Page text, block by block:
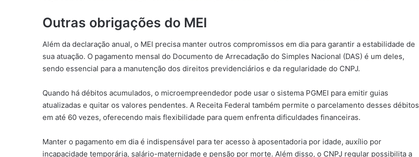
Outras obrigações do MEI
Além da declaração anual, o MEI precisa manter outros compromissos em dia para garantir a estabilidade de
sua atuação. O pagamento mensal do Documento de Arrecadação do Simples Nacional (DAS) é um deles,
sendo essencial para a manutenção dos direitos previdenciários e da regularidade do CNPJ.
Quando há débitos acumulados, o microempreendedor pode usar o sistema PGMEI para emitir guias
atualizadas e quitar os valores pendentes. A Receita Federal também permite o parcelamento desses débitos
em até 60 vezes, oferecendo mais flexibilidade para quem enfrenta dificuldades financeiras.
Manter o pagamento em dia é indispensável para ter acesso à aposentadoria por idade, auxílio por
incapacidade temporária, salário-maternidade e pensão por morte. Além disso, o CNPJ regular possibilita a